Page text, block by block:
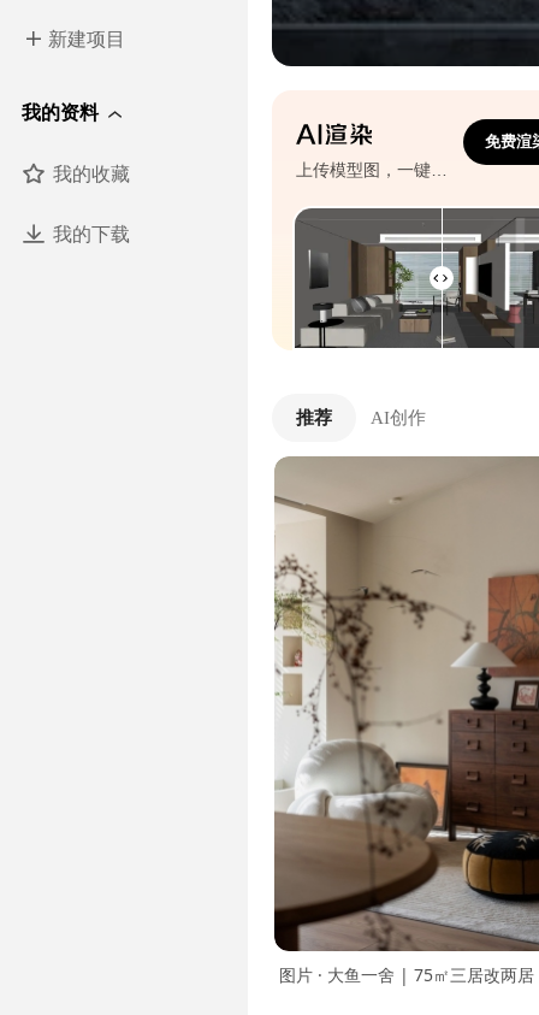
新建项目
我的资料
我的收藏
我的下载
上传模型图，一键生成效果图
免费渲
推荐 AI创作